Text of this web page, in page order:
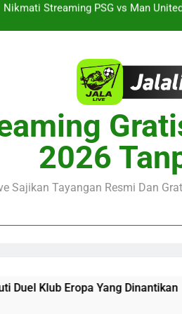
Streaming Singapura vs
Streaming Jalalive Barcelona vs
Nikmati Streaming PSG vs Man
Streaming Singapura vs
Jalalive Aston Villa vs Bayern Club
2026
Sajikan Tayangan Resmi Dan
Dinantikan Nikmati